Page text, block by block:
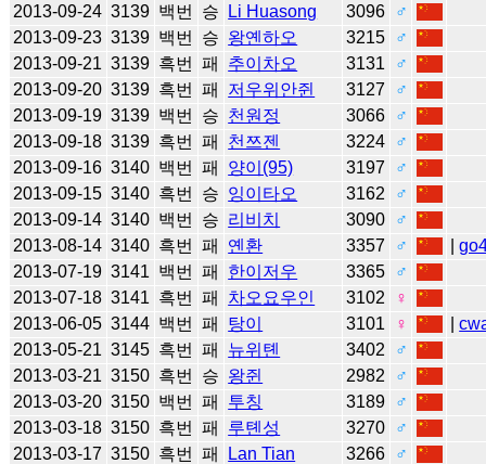
2013-09-24 3139 백번 승 Li Huasong 3096
♂
2013-09-23 3139 백번 승 왕옌하오 3215
♂
2013-09-21 3139 흑번 패 추이차오 3131
♂
2013-09-20 3139 흑번 패 저우위안쥔 3127
♂
2013-09-19 3139 백번 승 천원정 3066
♂
2013-09-18 3139 흑번 패 천쯔젠 3224
♂
2013-09-16 3140 백번 패 양이(95) 3197
♂
2013-09-15 3140 흑번 승 잉이타오 3162
♂
2013-09-14 3140 백번 승 리비치 3090
♂
2013-08-14 3140 흑번 패 옌환 3357 ♂ |
2013-07-19 3141 백번 패 한이저우 3365
♂
2013-07-18 3141 흑번 패 차오요우인 3102
♀
2013-06-05 3144 백번 패 탕이 3101 ♀ |
2013-05-21 3145 흑번 패 뉴위톈 3402
♂
2013-03-21 3150 흑번 승 왕쥔 2982
♂
2013-03-20 3150 백번 패 투칭 3189
♂
2013-03-18 3150 흑번 패 루톈성 3270
♂
2013-03-17 3150 흑번 패 Lan Tian 3266
♂